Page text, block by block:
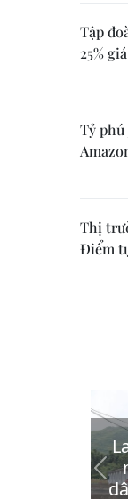
Tập
25%
Tỷ phú
Thị
Điểm